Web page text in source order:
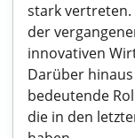
stark vertreten.
der
innovativen
Darüber
bedeutende
die in den